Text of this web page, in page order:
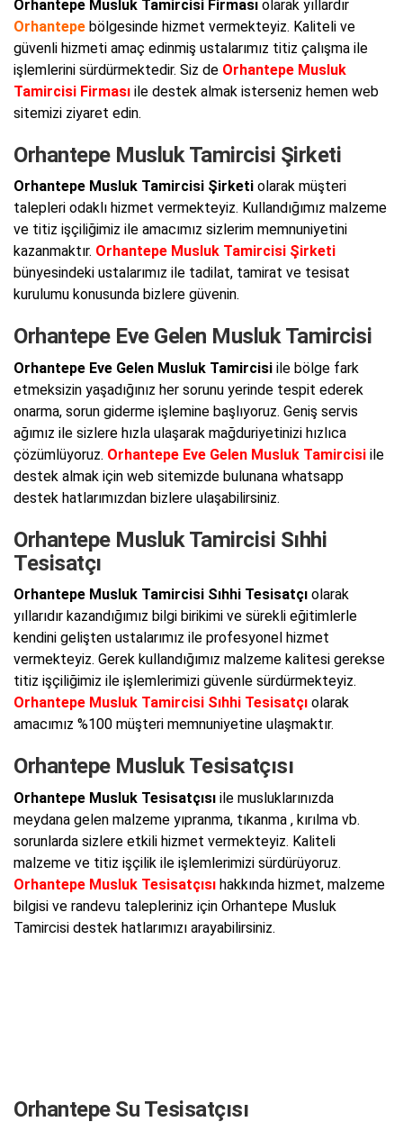
Orhantepe Musluk Tamircisi Firması olarak yıllardır
Orhantepe bölgesinde hizmet vermekteyiz. Kaliteli ve
güvenli hizmeti amaç edinmiş ustalarımız titiz çalışma ile
işlemlerini sürdürmektedir. Siz de Orhantepe Musluk
Tamircisi Firması ile destek almak isterseniz hemen web
sitemizi ziyaret edin.
Orhantepe Musluk Tamircisi Şirketi
Orhantepe Musluk Tamircisi Şirketi olarak müşteri
talepleri odaklı hizmet vermekteyiz. Kullandığımız malzeme
ve titiz işçiliğimiz ile amacımız sizlerim memnuniyetini
kazanmaktır. Orhantepe Musluk Tamircisi Şirketi
bünyesindeki ustalarımız ile tadilat, tamirat ve tesisat
kurulumu konusunda bizlere güvenin.
Orhantepe Eve Gelen Musluk Tamircisi
Orhantepe Eve Gelen Musluk Tamircisi ile bölge fark
etmeksizin yaşadığınız her sorunu yerinde tespit ederek
onarma, sorun giderme işlemine başlıyoruz. Geniş servis
ağımız ile sizlere hızla ulaşarak mağduriyetinizi hızlıca
çözümlüyoruz. Orhantepe Eve Gelen Musluk Tamircisi ile
destek almak için web sitemizde bulunana whatsapp
destek hatlarımızdan bizlere ulaşabilirsiniz.
Orhantepe Musluk Tamircisi Sıhhi
Tesisatçı
Orhantepe Musluk Tamircisi Sıhhi Tesisatçı olarak
yıllarıdır kazandığımız bilgi birikimi ve sürekli eğitimlerle
kendini gelişten ustalarımız ile profesyonel hizmet
vermekteyiz. Gerek kullandığımız malzeme kalitesi gerekse
titiz işçiliğimiz ile işlemlerimizi güvenle sürdürmekteyiz.
Orhantepe Musluk Tamircisi Sıhhi Tesisatçı olarak
amacımız %100 müşteri memnuniyetine ulaşmaktır.
Orhantepe Musluk Tesisatçısı
Orhantepe Musluk Tesisatçısı ile musluklarınızda
meydana gelen malzeme yıpranma, tıkanma , kırılma vb.
sorunlarda sizlere etkili hizmet vermekteyiz. Kaliteli
malzeme ve titiz işçilik ile işlemlerimizi sürdürüyoruz.
Orhantepe Musluk Tesisatçısı hakkında hizmet, malzeme
bilgisi ve randevu talepleriniz için Orhantepe Musluk
Tamircisi destek hatlarımızı arayabilirsiniz.
Orhantepe Su Tesisatçısı